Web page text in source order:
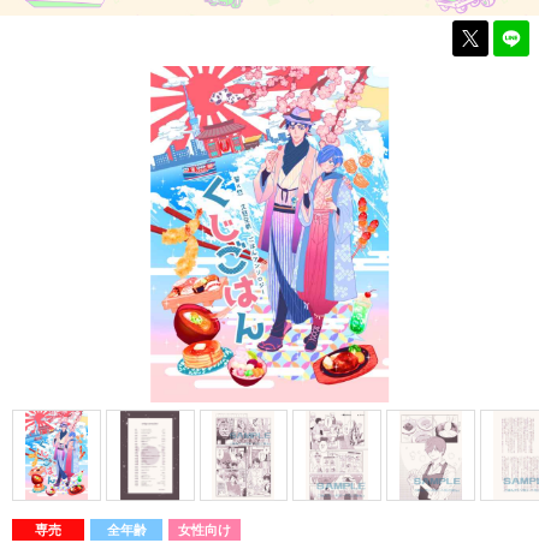
専売 全年齢 女性向け